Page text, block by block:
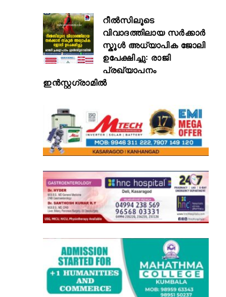
റീൽസിലൂടെ
വിവാദത്തിലായ സർക്കാർ
സ്കൂൾ അധ്യാപിക ജോലി
ഉപേക്ഷിച്ചു: രാജി
പ്രഖ്യാപനം
ഇൻസ്റ്റഗ്രാമിൽ